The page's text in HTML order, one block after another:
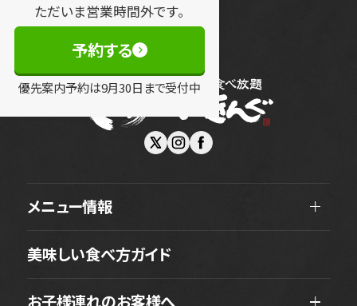
ただいま営業時間外です。
予約する
優先案内予約は9月30日 まで受付中
メニュー情報
美味しい食べ方ガイド